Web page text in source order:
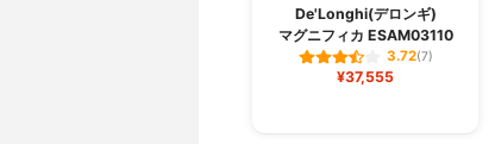
De'Longhi(デロンギ)
マグニフィカ ESAM03110
3.72(7)
¥37,555